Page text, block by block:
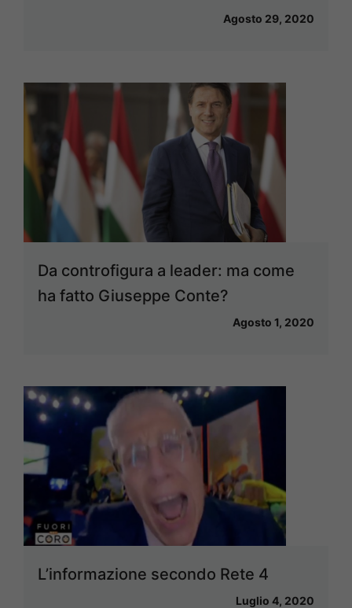
Agosto 29, 2020
Da controfigura a leader: ma come
ha fatto Giuseppe Conte?
Agosto 1, 2020
L’informazione secondo Rete 4
Luglio 4, 2020